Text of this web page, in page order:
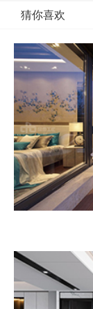
猜你喜欢